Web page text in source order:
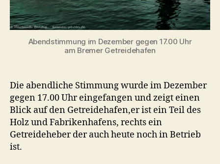
Abendstimmung im Dezember gegen 17.00 Uhr
am Bremer Getreidehafen
Die abendliche Stimmung wurde im Dezember
gegen 17.00 Uhr eingefangen und zeigt einen
Blick auf den Getreidehafen,er ist ein Teil des
Holz und Fabrikenhafens, rechts ein
Getreideheber der auch heute noch in Betrieb
ist.